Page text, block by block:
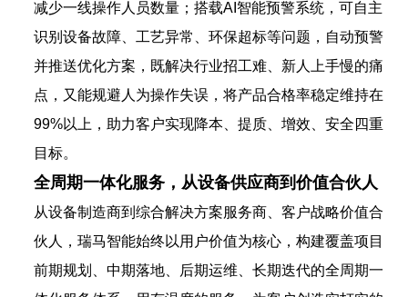
减少一线操作人员数量；搭载AI智能预警系统，可自主
识别设备故障、工艺异常、环保超标等问题，自动预警
并推送优化方案，既解决行业招工难、新人上手慢的痛
点，又能规避人为操作失误，将产品合格率稳定维持在
99%以上，助力客户实现降本、提质、增效、安全四重
目标。
全周期一体化服务，从设备供应商到价值合伙人
从设备制造商到综合解决方案服务商、客户战略价值合
伙人，瑞马智能始终以用户价值为核心，构建覆盖项目
前期规划、中期落地、后期运维、长期迭代的全周期一